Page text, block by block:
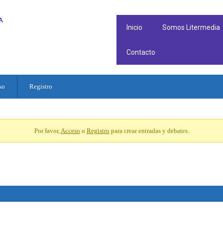
Inicio Somos Litermedia
Contacto
Registro
Por favor,Acceso o Registro para crear entradas y debates.